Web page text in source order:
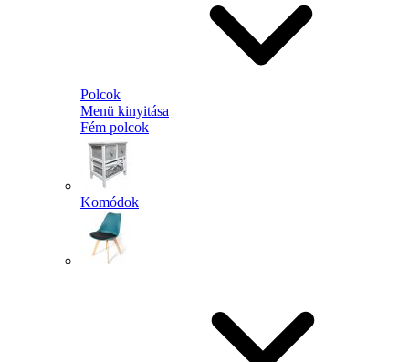
Polcok
Menü kinyitása
Fém polcok
Komódok